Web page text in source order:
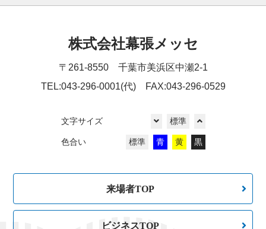
株式会社幕張メッセ
〒261-8550 千葉市美浜区中瀬2-1
TEL:043-296-0001(代) FAX:043-296-0529
文字サイズ 標準
色合い 標準 青 黄 黒
来場者TOP
ビジネスTOP